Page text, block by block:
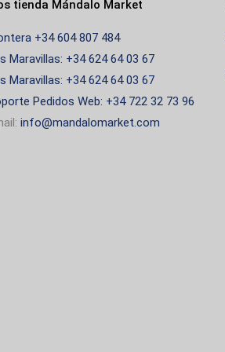
tienda Mándalo Market
+34 604 807 484
Maravillas: +34 624 64 03 67
Maravillas: +34 624 64 03 67
Pedidos Web: +34 722 32 73 96
info@mandalomarket.com